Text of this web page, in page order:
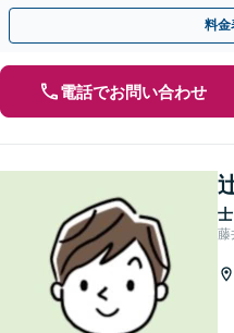
兼司法書士と連携【WEB面談可】
料金
電話でお問い合わせ
士
藤